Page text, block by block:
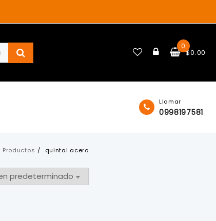
0
$0.00
Llamar
0998197581
Productos quintal acero